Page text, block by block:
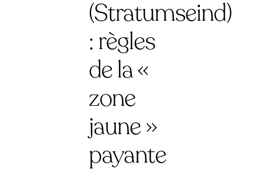
(Stratumseind)
: règles
de la «
zone
jaune »
payante